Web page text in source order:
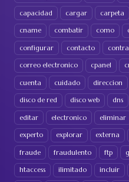
capacidad cargar carpeta
cname combatir como
configurar contacto
correo electronico cpanel
cuenta cuidado direccion
disco de red disco web dns
editar electronico eliminar
experto explorar externa
fraude fraudulento ftp
htaccess ilimitado incluir